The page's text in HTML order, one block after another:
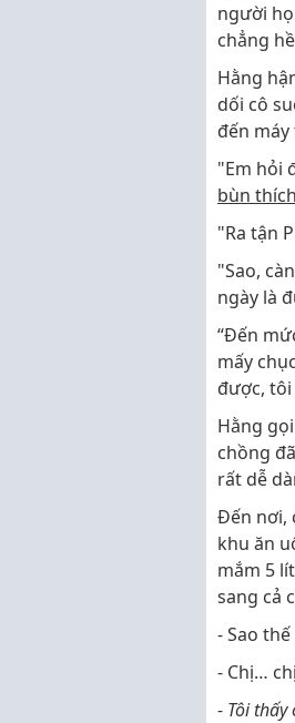
người
chẳng
Hằng
dối cô
đến máy
"Em hỏi
bùn
"Ra tận
"Sao,
ngày là
“Đến
mấy
được,
Hằng
chồng
rất dễ
Đến nơi,
khu ăn
mắm 5
sang cả
- Sao
- Chị…
- Tôi